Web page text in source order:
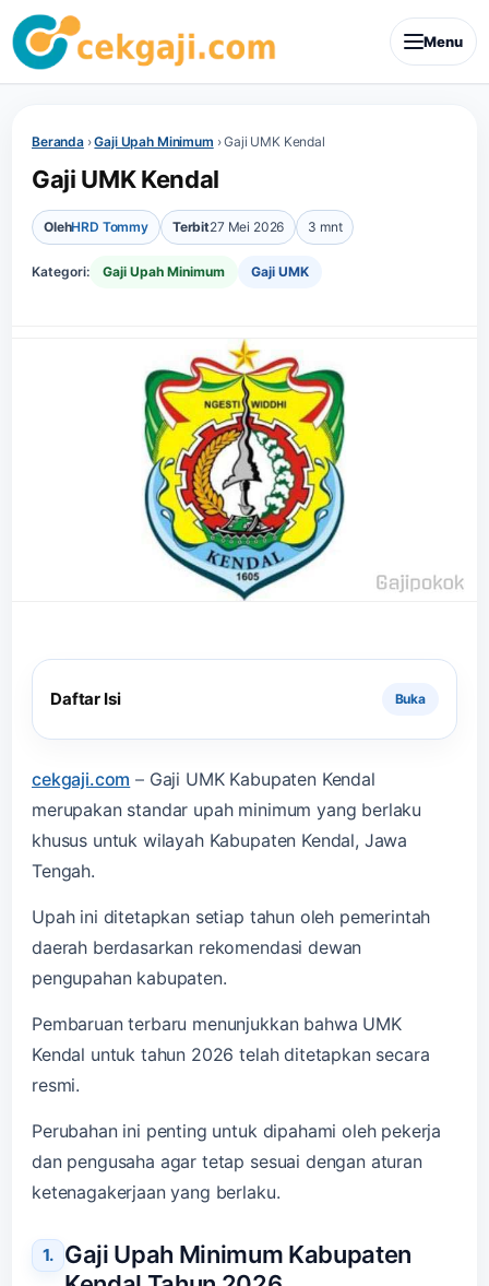
Menu
Beranda›Gaji Upah Minimum ›Gaji UMK Kendal
Gaji UMK Kendal
OlehHRD Tommy Terbit27 Mei 2026 3 mnt
Kategori: Gaji Upah Minimum Gaji UMK
Daftar Isi
cekgaji.com – Gaji UMK Kabupaten Kendal
merupakan standar upah minimum yang berlaku
khusus untuk wilayah Kabupaten Kendal, Jawa
Tengah.
Upah ini ditetapkan setiap tahun oleh pemerintah
daerah berdasarkan rekomendasi dewan
pengupahan kabupaten.
Pembaruan terbaru menunjukkan bahwa UMK
Kendal untuk tahun 2026 telah ditetapkan secara
resmi.
Perubahan ini penting untuk dipahami oleh pekerja
dan pengusaha agar tetap sesuai dengan aturan
ketenagakerjaan yang berlaku.
Gaji Upah Minimum Kabupaten